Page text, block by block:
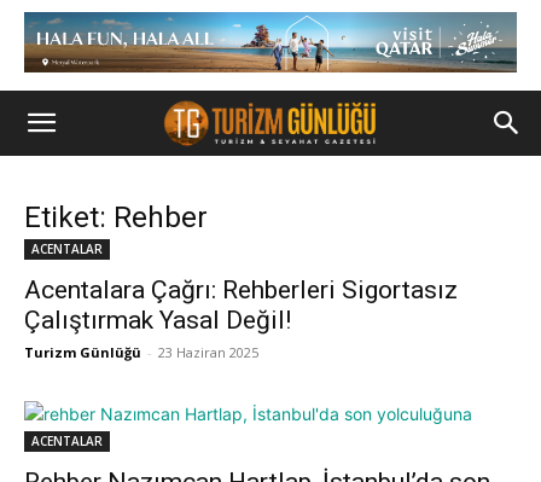
Etiket: Rehber
ACENTALAR
Acentalara Çağrı: Rehberleri Sigortasız
Çalıştırmak Yasal Değil!
Turizm Günlüğü - 23 Haziran 2025
ACENTALAR